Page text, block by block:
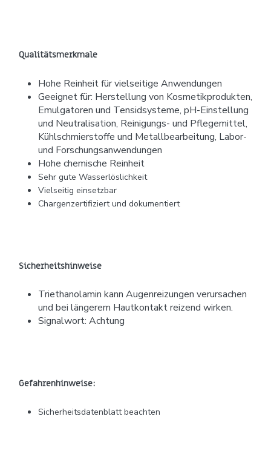
Qualitätsmerkmale
Hohe Reinheit für vielseitige Anwendungen
Geeignet für: Herstellung von Kosmetikprodukten,
Emulgatoren und Tensidsysteme, pH-Einstellung
und Neutralisation, Reinigungs- und Pflegemittel,
Kühlschmierstoffe und Metallbearbeitung, Labor-
und Forschungsanwendungen
Hohe chemische Reinheit
Sehr gute Wasserlöslichkeit
Vielseitig einsetzbar
Chargenzertifiziert und dokumentiert
Sicherheitshinweise
Triethanolamin kann Augenreizungen verursachen
und bei längerem Hautkontakt reizend wirken.
Signalwort: Achtung
Gefahrenhinweise:
Sicherheitsdatenblatt beachten